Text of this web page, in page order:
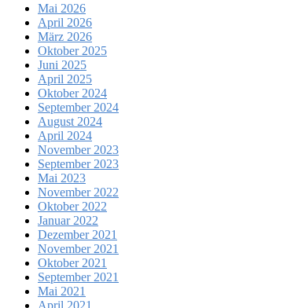
Mai 2026
April 2026
März 2026
Oktober 2025
Juni 2025
April 2025
Oktober 2024
September 2024
August 2024
April 2024
November 2023
September 2023
Mai 2023
November 2022
Oktober 2022
Januar 2022
Dezember 2021
November 2021
Oktober 2021
September 2021
Mai 2021
April 2021